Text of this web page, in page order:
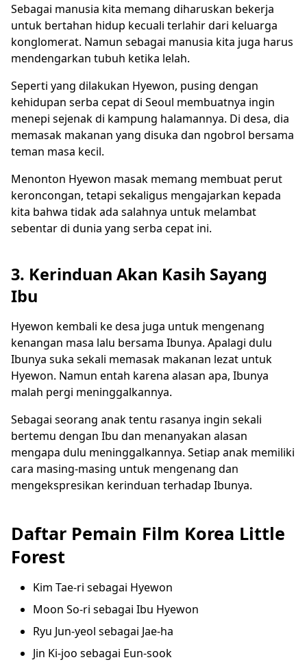
Sebagai manusia kita memang diharuskan bekerja
untuk bertahan hidup kecuali terlahir dari keluarga
konglomerat. Namun sebagai manusia kita juga harus
mendengarkan tubuh ketika lelah.
Seperti yang dilakukan Hyewon, pusing dengan
kehidupan serba cepat di Seoul membuatnya ingin
menepi sejenak di kampung halamannya. Di desa, dia
memasak makanan yang disuka dan ngobrol bersama
teman masa kecil.
Menonton Hyewon masak memang membuat perut
keroncongan, tetapi sekaligus mengajarkan kepada
kita bahwa tidak ada salahnya untuk melambat
sebentar di dunia yang serba cepat ini.
3. Kerinduan Akan Kasih Sayang
Ibu
Hyewon kembali ke desa juga untuk mengenang
kenangan masa lalu bersama Ibunya. Apalagi dulu
Ibunya suka sekali memasak makanan lezat untuk
Hyewon. Namun entah karena alasan apa, Ibunya
malah pergi meninggalkannya.
Sebagai seorang anak tentu rasanya ingin sekali
bertemu dengan Ibu dan menanyakan alasan
mengapa dulu meninggalkannya. Setiap anak memiliki
cara masing-masing untuk mengenang dan
mengekspresikan kerinduan terhadap Ibunya.
Daftar Pemain Film Korea Little
Forest
Kim Tae-ri sebagai Hyewon
Moon So-ri sebagai Ibu Hyewon
Ryu Jun-yeol sebagai Jae-ha
Jin Ki-joo sebagai Eun-sook